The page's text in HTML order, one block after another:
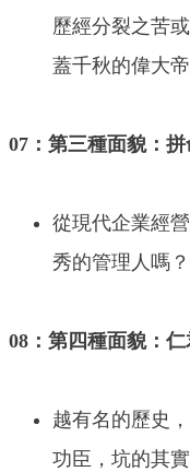
歷經分裂之苦
蓋千秋的偉大帝
07：第三種面貌：
從現代企業經
秀的管理人嗎？
08：第四種面貌：仁
越有名的歷史
功臣，坑的其